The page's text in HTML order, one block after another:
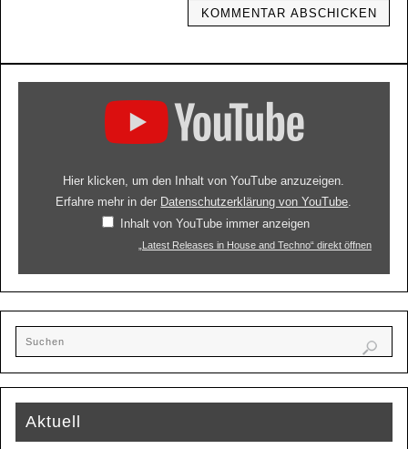
Hier klicken, um den Inhalt von YouTube anzuzeigen.
Erfahre mehr in der Datenschutzerklärung von YouTube.
Inhalt von YouTube immer anzeigen
„Latest Releases in House and Techno“ direkt öffnen
Aktuell